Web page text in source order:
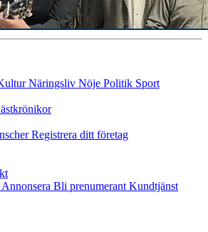
Näringsliv Nöje Politik Sport
Registrera ditt företag
Annonsera Bli prenumerant Kundtjänst